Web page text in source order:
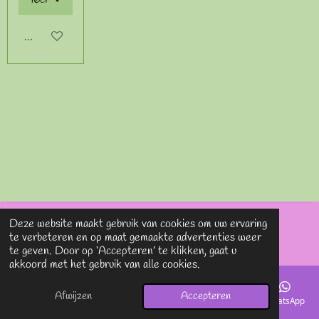
Deze website maakt gebruik van cookies om uw ervaring
te verbeteren en op maat gemaakte advertenties weer
te geven. Door op ‘Accepteren’ te klikken, gaat u
akkoord met het gebruik van alle cookies.
Afwijzen Accepteren
Bekijk details
© 2020 - 2026 Lavieenrosesjewels
Powered byJouwWeb
E-mailadres Telefoonnummer Kaart Instagram WhatsApp